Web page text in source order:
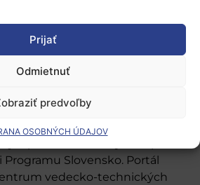
Prijať
Odmietnuť
predvoľby
OSOBNÝCH ÚDAJOV
schémy a služby
programy pre výskum
Odber noviniek
Slovensko. Portál
vedecko-technických